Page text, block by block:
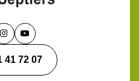
Lien
le
compte
Lien
la
chaîne
41 72 07